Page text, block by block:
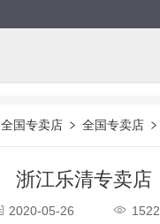
全国专卖店 全国专卖店
浙江乐清专卖店
2020-05-26 1522